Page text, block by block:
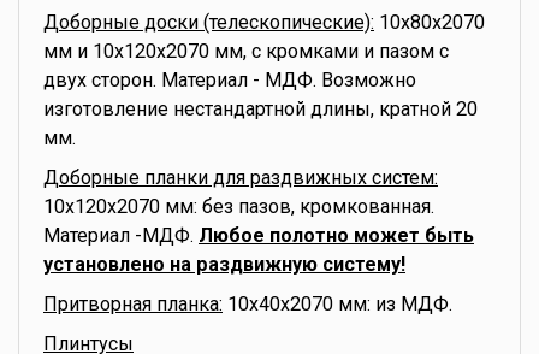
Доборные доски (телескопические): 10x80x2070
мм и 10x120x2070 мм, с кромками и пазом с
двух сторон. Материал - МДФ. Возможно
изготовление нестандартной длины, кратной 20
мм.
Доборные планки для раздвижных систем:
10x120x2070 мм: без пазов, кромкованная.
Материал -МДФ. Любое полотно может быть
установлено на раздвижную систему!
Притворная планка: 10x40x2070 мм: из МДФ.
Плинтусы